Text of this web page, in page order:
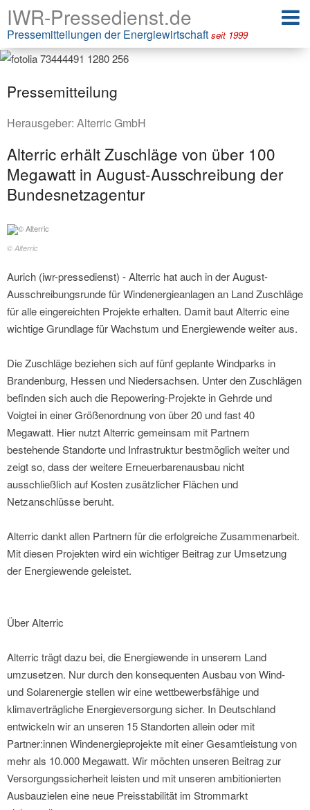
IWR-Pressedienst.de
Pressemitteilungen der Energiewirtschaft seit 1999
Pressemitteilung
Herausgeber: Alterric GmbH
Alterric erhält Zuschläge von über 100
Megawatt in August-Ausschreibung der
Bundesnetzagentur
© Alterric
Aurich (iwr-pressedienst) - Alterric hat auch in der August-
Ausschreibungsrunde für Windenergieanlagen an Land Zuschläge
für alle eingereichten Projekte erhalten. Damit baut Alterric eine
wichtige Grundlage für Wachstum und Energiewende weiter aus.
Die Zuschläge beziehen sich auf fünf geplante Windparks in
Brandenburg, Hessen und Niedersachsen. Unter den Zuschlägen
befinden sich auch die Repowering-Projekte in Gehrde und
Voigtei in einer Größenordnung von über 20 und fast 40
Megawatt. Hier nutzt Alterric gemeinsam mit Partnern
bestehende Standorte und Infrastruktur bestmöglich weiter und
zeigt so, dass der weitere Erneuerbarenausbau nicht
ausschließlich auf Kosten zusätzlicher Flächen und
Netzanschlüsse beruht.
Alterric dankt allen Partnern für die erfolgreiche Zusammenarbeit.
Mit diesen Projekten wird ein wichtiger Beitrag zur Umsetzung
der Energiewende geleistet.
Über Alterric
Alterric trägt dazu bei, die Energiewende in unserem Land
umzusetzen. Nur durch den konsequenten Ausbau von Wind-
und Solarenergie stellen wir eine wettbewerbsfähige und
klimaverträgliche Energieversorgung sicher. In Deutschland
entwickeln wir an unseren 15 Standorten allein oder mit
Partner:innen Windenergieprojekte mit einer Gesamtleistung von
mehr als 10.000 Megawatt. Wir möchten unseren Beitrag zur
Versorgungssicherheit leisten und mit unseren ambitionierten
Ausbauzielen eine neue Preisstabilität im Strommarkt